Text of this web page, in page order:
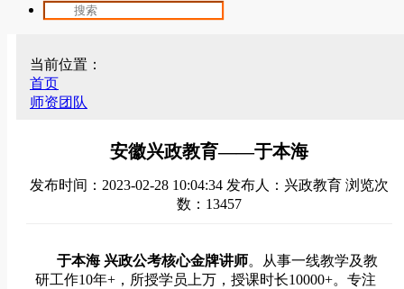
当前位置：
首页
师资团队
安徽兴政教育——于本海
发布时间：2023-02-28 10:04:34 发布人：兴政教育 浏览次
数：13457
于本海 兴政公考核心金牌讲师。从事一线教学及教
研工作10年+，所授学员上万，授课时长10000+。专注